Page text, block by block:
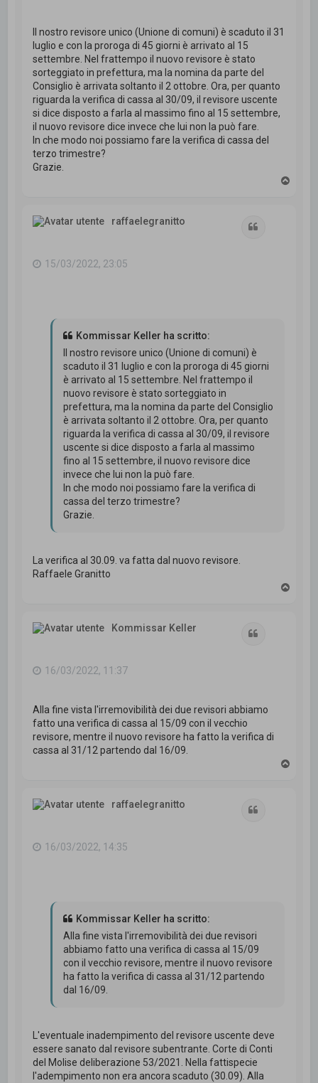
Il nostro revisore unico (Unione di comuni) è scaduto il 31
luglio e con la proroga di 45 giorni è arrivato al 15
settembre. Nel frattempo il nuovo revisore è stato
sorteggiato in prefettura, ma la nomina da parte del
Consiglio è arrivata soltanto il 2 ottobre. Ora, per quanto
riguarda la verifica di cassa al 30/09, il revisore uscente
si dice disposto a farla al massimo fino al 15 settembre,
il nuovo revisore dice invece che lui non la può fare.
In che modo noi possiamo fare la verifica di cassa del
terzo trimestre?
Grazie.
raffaelegranitto
15/03/2022, 23:05
Kommissar Keller ha scritto:
Il nostro revisore unico (Unione di comuni) è
scaduto il 31 luglio e con la proroga di 45 giorni
è arrivato al 15 settembre. Nel frattempo il
nuovo revisore è stato sorteggiato in
prefettura, ma la nomina da parte del Consiglio
è arrivata soltanto il 2 ottobre. Ora, per quanto
riguarda la verifica di cassa al 30/09, il revisore
uscente si dice disposto a farla al massimo
fino al 15 settembre, il nuovo revisore dice
invece che lui non la può fare.
In che modo noi possiamo fare la verifica di
cassa del terzo trimestre?
Grazie.
La verifica al 30.09. va fatta dal nuovo revisore.
Raffaele Granitto
Kommissar Keller
16/03/2022, 11:37
Alla fine vista l'irremovibilità dei due revisori abbiamo
fatto una verifica di cassa al 15/09 con il vecchio
revisore, mentre il nuovo revisore ha fatto la verifica di
cassa al 31/12 partendo dal 16/09.
raffaelegranitto
16/03/2022, 14:35
Kommissar Keller ha scritto:
Alla fine vista l'irremovibilità dei due revisori
abbiamo fatto una verifica di cassa al 15/09
con il vecchio revisore, mentre il nuovo revisore
ha fatto la verifica di cassa al 31/12 partendo
dal 16/09.
L'eventuale inadempimento del revisore uscente deve
essere sanato dal revisore subentrante. Corte di Conti
del Molise deliberazione 53/2021. Nella fattispecie
l'adempimento non era ancora scaduto (30.09). Alla